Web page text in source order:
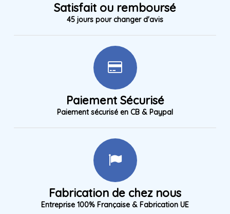
Satisfait ou remboursé
45 jours pour changer d'avis
Paiement Sécurisé
Paiement sécurisé en CB & Paypal
Fabrication de chez nous
Entreprise 100% Française & Fabrication UE